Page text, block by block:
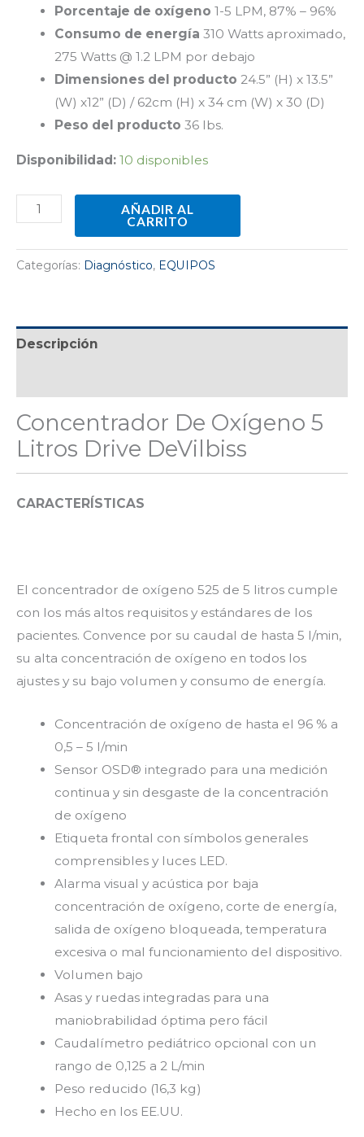
Porcentaje de oxígeno 1-5 LPM, 87% – 96%
Consumo de energía 310 Watts aproximado,
275 Watts @ 1.2 LPM por debajo
Dimensiones del producto 24.5” (H) x 13.5”
(W) x12” (D) / 62cm (H) x 34 cm (W) x 30 (D)
Peso del producto 36 lbs.
Disponibilidad: 10 disponibles
AÑADIR AL
CARRITO
Categorías: Diagnóstico, EQUIPOS
Descripción
Concentrador De Oxígeno 5
Litros Drive DeVilbiss
CARACTERÍSTICAS
El concentrador de oxígeno 525 de 5 litros cumple
con los más altos requisitos y estándares de los
pacientes. Convence por su caudal de hasta 5 l/min,
su alta concentración de oxígeno en todos los
ajustes y su bajo volumen y consumo de energía.
Concentración de oxígeno de hasta el 96 % a
0,5 – 5 l/min
Sensor OSD® integrado para una medición
continua y sin desgaste de la concentración
de oxígeno
Etiqueta frontal con símbolos generales
comprensibles y luces LED.
Alarma visual y acústica por baja
concentración de oxígeno, corte de energía,
salida de oxígeno bloqueada, temperatura
excesiva o mal funcionamiento del dispositivo.
Volumen bajo
Asas y ruedas integradas para una
maniobrabilidad óptima pero fácil
Caudalímetro pediátrico opcional con un
rango de 0,125 a 2 L/min
Peso reducido (16,3 kg)
Hecho en los EE.UU.